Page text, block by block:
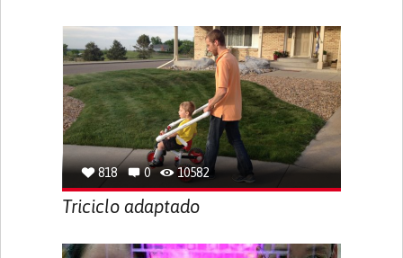
818 0 10582
Triciclo adaptado